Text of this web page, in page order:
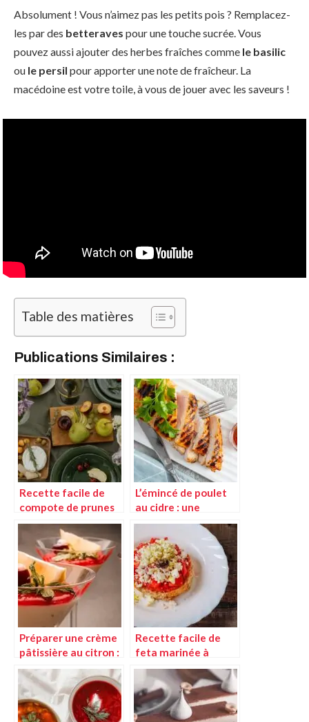
Absolument ! Vous n’aimez pas les petits pois ? Remplacez-
les par des betteraves pour une touche sucrée. Vous
pouvez aussi ajouter des herbes fraîches comme le basilic
ou le persil pour apporter une note de fraîcheur. La
macédoine est votre toile, à vous de jouer avec les saveurs !
Table des matières
Publications Similaires :
Recette facile de
compote de prunes
maison
L’émincé de poulet
au cidre : une
recette savoureuse
et facile à réaliser
Préparer une crème
pâtissière au citron :
la recette facile
Recette facile de
feta marinée à
l’huile d’olive et aux
herbes